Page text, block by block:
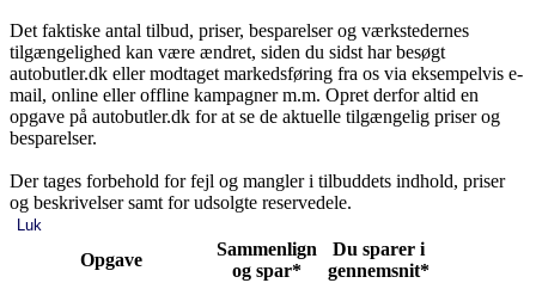
Det faktiske antal tilbud, priser, besparelser og værkstedernes
tilgængelighed kan være ændret, siden du sidst har besøgt
autobutler.dk eller modtaget markedsføring fra os via eksempelvis e-
mail, online eller offline kampagner m.m. Opret derfor altid en
opgave på autobutler.dk for at se de aktuelle tilgængelig priser og
besparelser.
Der tages forbehold for fejl og mangler i tilbuddets indhold, priser
og beskrivelser samt for udsolgte reservedele.
Luk
Opgave
Sammenlign
og spar*
Du sparer i
gennemsnit*